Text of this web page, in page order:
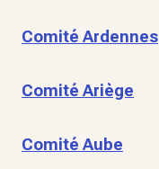
Comité Ardennes
Comité Ariège
Comité Aube